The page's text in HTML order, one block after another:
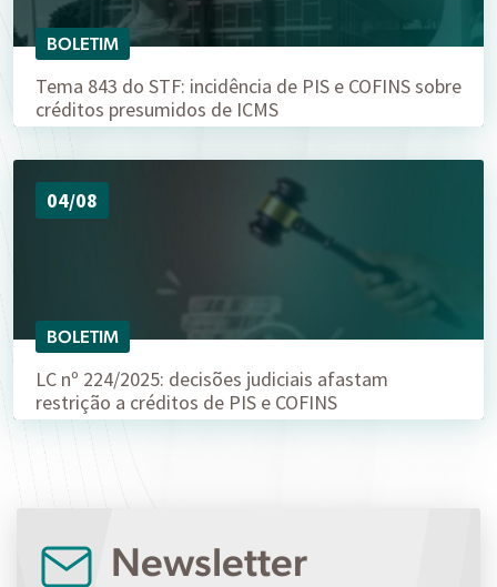
BOLETIM
Tema 843 do STF: incidência de PIS e COFINS sobre
créditos presumidos de ICMS
04/08
BOLETIM
LC nº 224/2025: decisões judiciais afastam
restrição a créditos de PIS e COFINS
Newsletter